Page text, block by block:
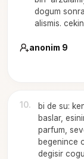
dogum
alismis.
anonim 9
10.
bi de su:
baslar,
parfum,
begenince
degisir